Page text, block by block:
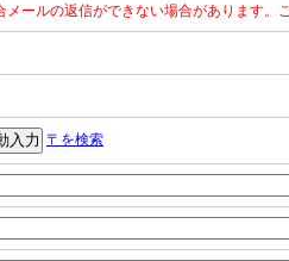
ールの返信ができない場合があります。
〒を検索